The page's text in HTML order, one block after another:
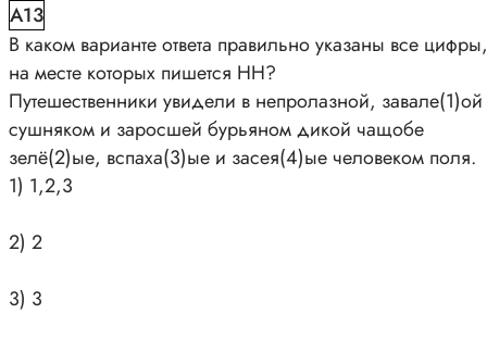
A13
В каком варианте ответа правильно указаны все цифры,
на месте которых пишется НН?
Путешественники увидели в непролазной, завале(1)ой
сушняком и заросшей бурьяном дикой чащобе
зелё(2)ые, вспаха(3)ые и засея(4)ые человеком поля.
1) 1,2,3
2) 2
3) 3